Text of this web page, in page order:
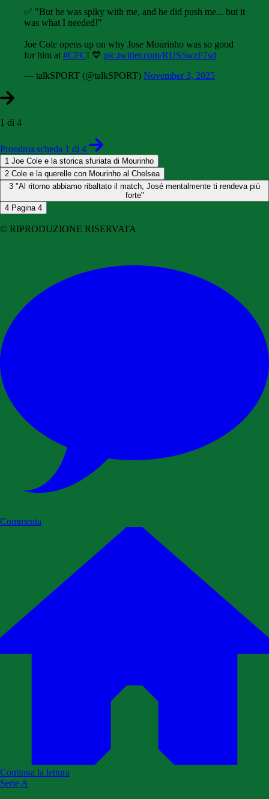
✅ "But he was spiky with me, and he did push me... but it
was what I needed!"
Joe Cole opens up on why Jose Mourinho was so good
for him at #CFC! 💙 pic.twitter.com/RUS5wzF7sd
— talkSPORT (@talkSPORT) November 3, 2025
1 di 4
Prossima scheda 1 di 4
1 Joe Cole e la storica sfuriata di Mourinho
2 Cole e la querelle con Mourinho al Chelsea
3 "Al ritorno abbiamo ribaltato il match, José mentalmente ti rendeva più
forte"
4 Pagina 4
© RIPRODUZIONE RISERVATA
Commenta
Continua la lettura
Serie A